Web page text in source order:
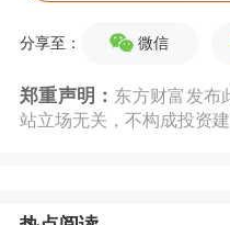
分享至： 微信
郑重声明： 东方财富发布
站立场无关，不构成投资